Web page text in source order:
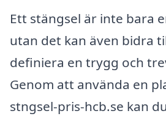
Ett stängsel är inte bara
utan det kan även bidra
definiera en trygg och
Genom att använda en
stngsel-pris-hcb.se kan